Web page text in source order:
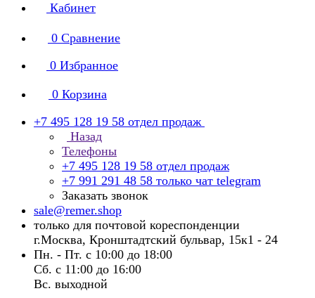
Кабинет
0 Сравнение
0 Избранное
0 Корзина
+7 495 128 19 58 отдел продаж
Назад
Телефоны
+7 495 128 19 58 отдел продаж
+7 991 291 48 58 только чат telegram
Заказать звонок
sale@remer.shop
только для почтовой кореспонденции
г.Москва, Кронштадтский бульвар, 15к1 - 24
Пн. - Пт. с 10:00 до 18:00
Сб. с 11:00 до 16:00
Вс. выходной